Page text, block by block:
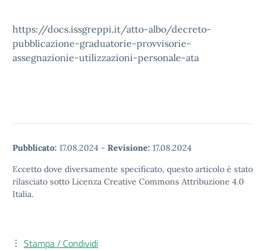
https://docs.issgreppi.it/atto-albo/decreto-
pubblicazione-graduatorie-provvisorie-
assegnazionie-utilizzazioni-personale-ata
Pubblicato: 17.08.2024 - Revisione: 17.08.2024
Eccetto dove diversamente specificato, questo articolo è stato
rilasciato sotto Licenza Creative Commons Attribuzione 4.0
Italia.
Stampa / Condividi